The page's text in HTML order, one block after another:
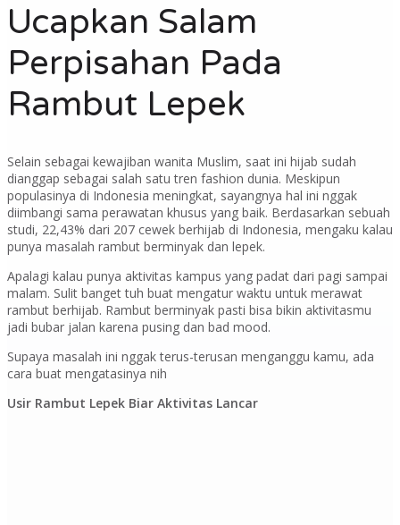
Ucapkan Salam
Perpisahan Pada
Rambut Lepek
Selain sebagai kewajiban wanita Muslim, saat ini hijab sudah
dianggap sebagai salah satu tren fashion dunia. Meskipun
populasinya di Indonesia meningkat, sayangnya hal ini nggak
diimbangi sama perawatan khusus yang baik. Berdasarkan sebuah
studi, 22,43% dari 207 cewek berhijab di Indonesia, mengaku kalau
punya masalah rambut berminyak dan lepek.
Apalagi kalau punya aktivitas kampus yang padat dari pagi sampai
malam. Sulit banget tuh buat mengatur waktu untuk merawat
rambut berhijab. Rambut berminyak pasti bisa bikin aktivitasmu
jadi bubar jalan karena pusing dan bad mood.
Supaya masalah ini nggak terus-terusan menganggu kamu, ada
cara buat mengatasinya nih
Usir Rambut Lepek Biar Aktivitas Lancar